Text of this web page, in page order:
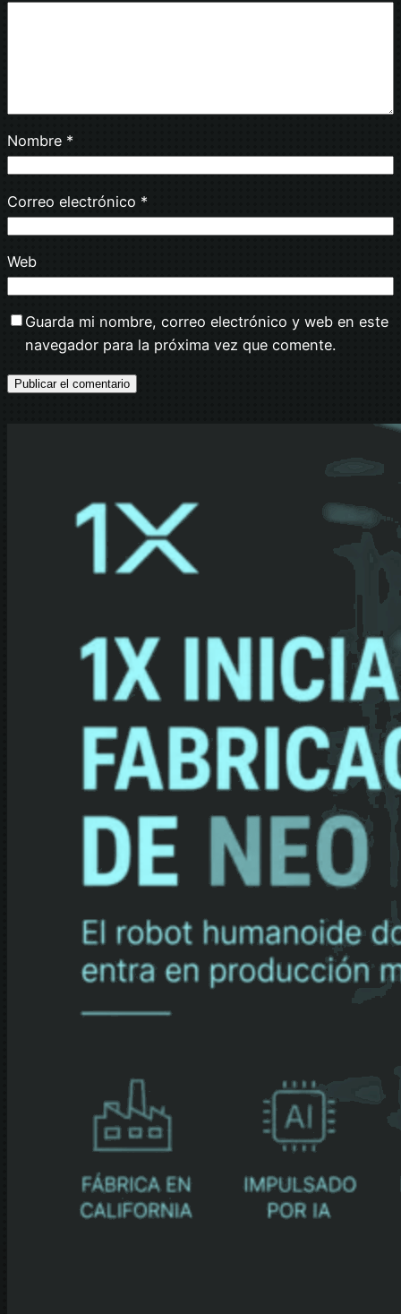
Nombre *
Correo electrónico *
Web
Guarda mi nombre, correo electrónico y web en este
navegador para la próxima vez que comente.